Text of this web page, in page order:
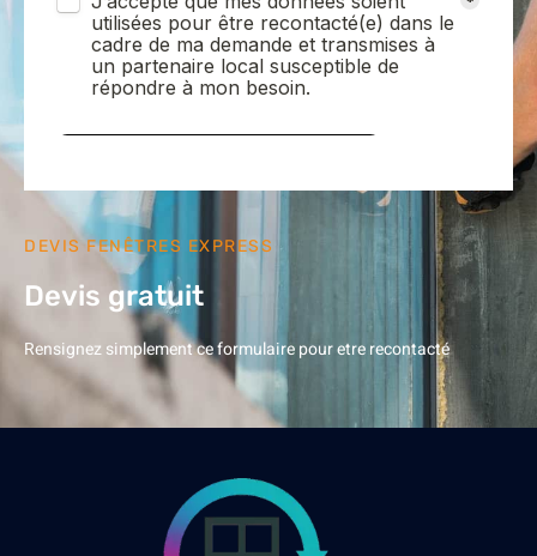
DEVIS FENÊTRES EXPRESS
Devis gratuit
Rensignez simplement ce formulaire pour etre recontacté